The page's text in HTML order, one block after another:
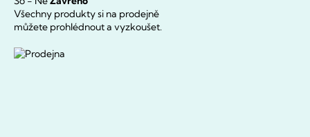
Všechny produkty si na prodejně
můžete prohlédnout a vyzkoušet.